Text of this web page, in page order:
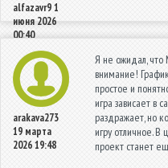
alfazavr91
июня 2026
00:40
arakava273
19 марта
2026 19:48
Я не ожидал, что
внимание!
простое и
игра зависает в
раздражает, но
игру отличное. В
проект станет